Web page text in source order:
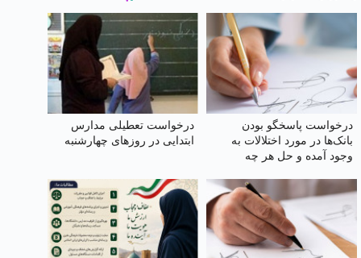
درخواست پاسخگو بودن
بانک‌ها در مورد اختلالات به
وجود آمده و حل هر چه
درخواست تعطیلی مدارس
ابتدایی در روزهای چهارشنبه